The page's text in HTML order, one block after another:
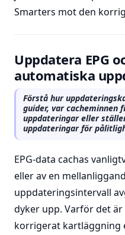
Smarters mot den
Uppdatera EPG
automatiska
Förstå hur
guider, var cacheminnen
uppdateringar eller
uppdateringar för
EPG-data cachas
eller av en
uppdateringsintervall
dyker upp. Varför det
korrigerat kartläggning